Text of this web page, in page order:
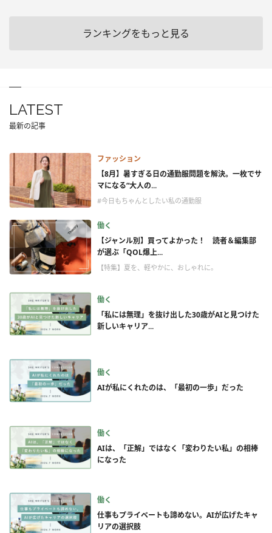
ランキングをもっと見る
LATEST
最新の記事
ファッション
【8月】暑すぎる日の通勤服問題を解決。一枚でサ
マになる“大人の...
#今日もちゃんとしたい私の通勤服
働く
【ジャンル別】買ってよかった！ 読者＆編集部
が選ぶ「QOL爆上...
【特集】夏を、軽やかに、おしゃれに。
働く
「私には無理」を抜け出した30歳がAIと見つけた
新しいキャリア...
働く
AIが私にくれたのは、「最初の一歩」だった
働く
AIは、「正解」ではなく「変わりたい私」の相棒
になった
働く
仕事もプライベートも諦めない。AIが広げたキャ
リアの選択肢